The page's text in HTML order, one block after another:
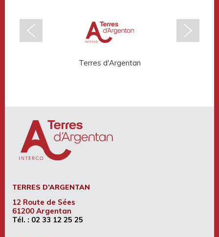
Terres d'Argentan
TERRES D’ARGENTAN
12 Route de Sées
61200 Argentan
Tél. : 02 33 12 25 25